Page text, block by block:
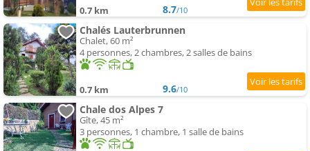
0.7 km 8.7/10
Chalés Lauterbrunnen
Chalet, 60 m²
4 personnes, 2 chambres, 2 salles de bains
0.7 km 9.6/10
Chale dos Alpes 7
Gîte, 45 m²
3 personnes, 1 chambre, 1 salle de bains